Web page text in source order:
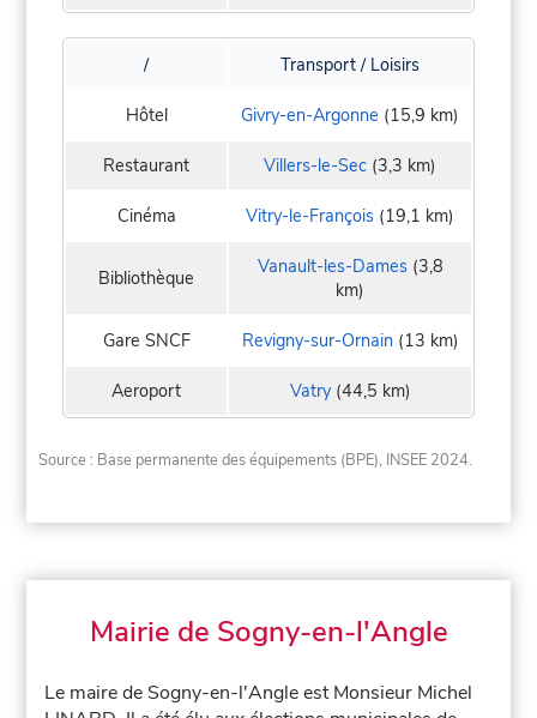
/ Transport / Loisirs
Hôtel Givry-en-Argonne (15,9 km)
Restaurant Villers-le-Sec (3,3 km)
Cinéma Vitry-le-François (19,1 km)
Bibliothèque Vanault-les-Dames(3,8
km)
Gare SNCF Revigny-sur-Ornain(13 km)
Aeroport Vatry(44,5 km)
Source : Base permanente des équipements (BPE), INSEE 2024.
Mairie de Sogny-en-l'Angle
Le maire de Sogny-en-l'Angle est Monsieur Michel